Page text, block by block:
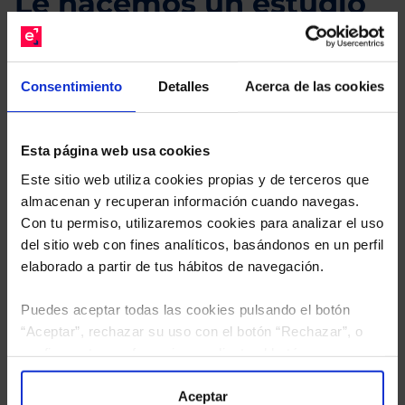
Consentimiento Detalles Acerca de las cookies
Esta página web usa cookies
Este sitio web utiliza cookies propias y de terceros que
almacenan y recuperan información cuando navegas.
Con tu permiso, utilizaremos cookies para analizar el uso
del sitio web con fines analíticos, basándonos en un perfil
elaborado a partir de tus hábitos de navegación.
Puedes aceptar todas las cookies pulsando el botón
“Aceptar”, rechazar su uso con el botón “Rechazar”, o
“Configuración”. Consulta nuestraPolítica
para más información.
Aceptar
gratuito de su cartera.
Descárguese el archivo e indíquenos los ISINs de
Limpias con las que podrá ahorrar en sus costes.